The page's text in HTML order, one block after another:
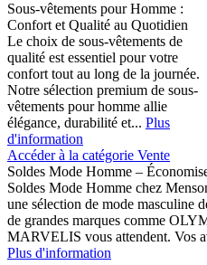
Sous-vêtements pour Homme :
Confort et Qualité au Quotidien
Le choix de sous-vêtements de
qualité est essentiel pour votre
confort tout au long de la journée.
Notre sélection premium de sous-
vêtements pour homme allie
élégance, durabilité et... Plus
d'information
Accéder à la catégorie Vente
Soldes Mode Homme –
Soldes Mode Homme chez
une sélection de mode masculine
de grandes marques comme
MARVELIS vous attendent. Vos
Plus d'information